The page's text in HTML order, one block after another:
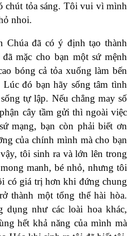
chút tỏa sáng. Tôi vui vì mình
nhoi.
Chúa đã có ý định tạo thành
mặc cho bạn một sứ mệnh
bóng cả tỏa xuống làm bến
đó bạn hãy sống tâm tình
tự lập. Nếu chẳng may số
cây tầm gửi thì ngoài việc
mạng, bạn còn phải biết ơn
của chính mình mà cho bạn
tôi sinh ra và lớn lên trong
manh, bé nhỏ, nhưng tôi
có giá trị hơn khi đứng chung
thành một tổng thể hài hòa.
như các loài hoa khác,
hết khả năng của mình mà